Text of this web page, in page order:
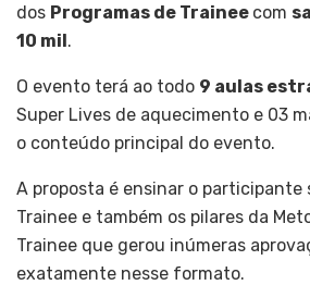
dos Programas de Trainee com
10 mil.
O evento terá ao todo 9 aulas
Super Lives de aquecimento e 03
o conteúdo principal do evento.
A proposta é ensinar o participante
Trainee e também os pilares da
Trainee que gerou inúmeras
exatamente nesse formato.